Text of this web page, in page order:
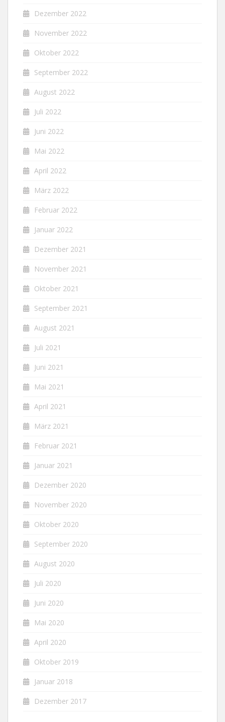
Dezember 2022
November 2022
Oktober 2022
September 2022
August 2022
Juli 2022
Juni 2022
Mai 2022
April 2022
März 2022
Februar 2022
Januar 2022
Dezember 2021
November 2021
Oktober 2021
September 2021
August 2021
Juli 2021
Juni 2021
Mai 2021
April 2021
März 2021
Februar 2021
Januar 2021
Dezember 2020
November 2020
Oktober 2020
September 2020
August 2020
Juli 2020
Juni 2020
Mai 2020
April 2020
Oktober 2019
Januar 2018
Dezember 2017